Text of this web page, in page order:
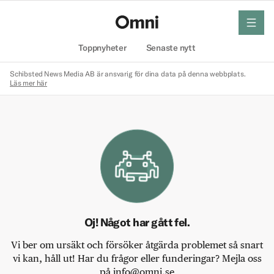
Toppnyheter Senaste nytt
meny
Schibsted News Media AB är ansvarig för dina data på denna webbplats.
Läs mer här
Oj! Något har gått fel.
Vi ber om ursäkt och försöker åtgärda problemet så snart
vi kan, håll ut! Har du frågor eller funderingar? Mejla oss